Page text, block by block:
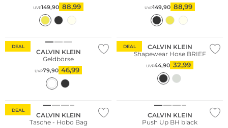
UVP149,90 88,99 UVP149,90 88,99
DEAL
CALVIN KLEIN
Geldbörse
UVP79,90 46,99
DEAL
CALVIN KLEIN
Shapewear Hose BRIEF
UVP44,90 32,99
DEAL
CALVIN KLEIN
Tasche - Hobo Bag
CALVIN KLEIN
Push Up BH black